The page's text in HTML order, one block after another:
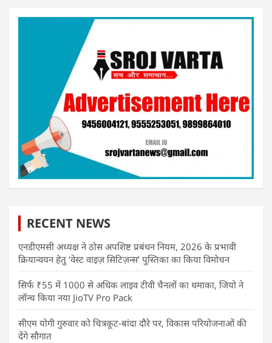
RECENT NEWS
एनडीएमसी अध्यक्ष ने ठोस अपशिष्ट प्रबंधन नियम, 2026 के प्रभावी
क्रियान्वयन हेतु ‘वेस्ट वाइज़ सिटिज़न्स’ पुस्तिका का किया विमोचन
सिर्फ ₹55 में 1000 से अधिक लाइव टीवी चैनलों का धमाका, जियो ने
लॉन्च किया नया JioTV Pro Pack
सीएम योगी गुरुवार को चित्रकूट-बांदा दौरे पर, विकास परियोजनाओं की
देंगे सौगात